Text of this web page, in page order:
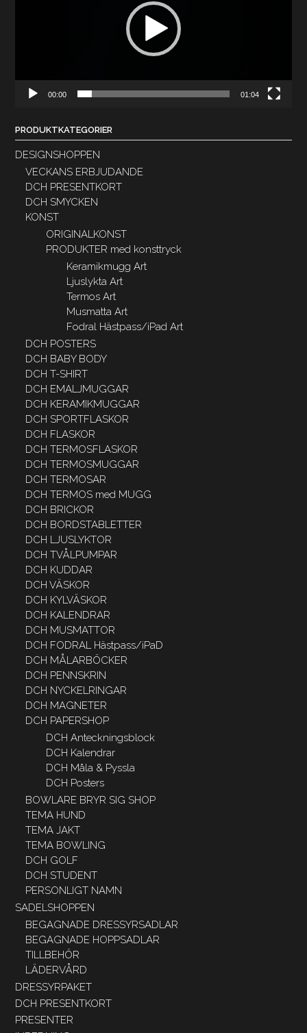
00:00 01:04
PRODUKTKATEGORIER
DESIGNSHOPPEN
VECKANS ERBJUDANDE
DCH PRESENTKORT
DCH SMYCKEN
KONST
ORIGINALKONST
PRODUKTER med konsttryck
Keramikmugg Art
Ljuslykta Art
Termos Art
Musmatta Art
Fodral Hästpass/iPad Art
DCH POSTERS
DCH BABY BODY
DCH T-SHIRT
DCH EMALJMUGGAR
DCH KERAMIKMUGGAR
DCH SPORTFLASKOR
DCH FLASKOR
DCH TERMOSFLASKOR
DCH TERMOSMUGGAR
DCH TERMOSAR
DCH TERMOS med MUGG
DCH BRICKOR
DCH BORDSTABLETTER
DCH LJUSLYKTOR
DCH TVÅLPUMPAR
DCH KUDDAR
DCH VÄSKOR
DCH KYLVÄSKOR
DCH KALENDRAR
DCH MUSMATTOR
DCH FODRAL Hästpass/iPaD
DCH MÅLARBÖCKER
DCH PENNSKRIN
DCH NYCKELRINGAR
DCH MAGNETER
DCH PAPERSHOP
DCH Anteckningsblock
DCH Kalendrar
DCH Måla & Pyssla
DCH Posters
BOWLARE BRYR SIG SHOP
TEMA HUND
TEMA JAKT
TEMA BOWLING
DCH GOLF
DCH STUDENT
PERSONLIGT NAMN
SADELSHOPPEN
BEGAGNADE DRESSYRSADLAR
BEGAGNADE HOPPSADLAR
TILLBEHÖR
LÄDERVÅRD
DRESSYRPAKET
DCH PRESENTKORT
PRESENTER